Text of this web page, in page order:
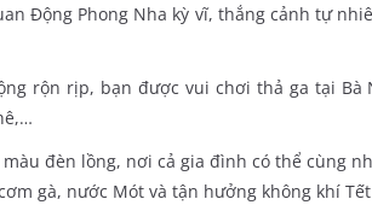
Động Phong Nha kỳ vĩ, thắng cảnh tự
rộn rịp, bạn được vui chơi thả ga tại Bà
đèn lồng, nơi cả gia đình có thể cùng
gà, nước Mót và tận hưởng không khí